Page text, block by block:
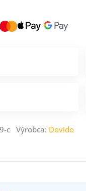
c Výrobca: Dovido